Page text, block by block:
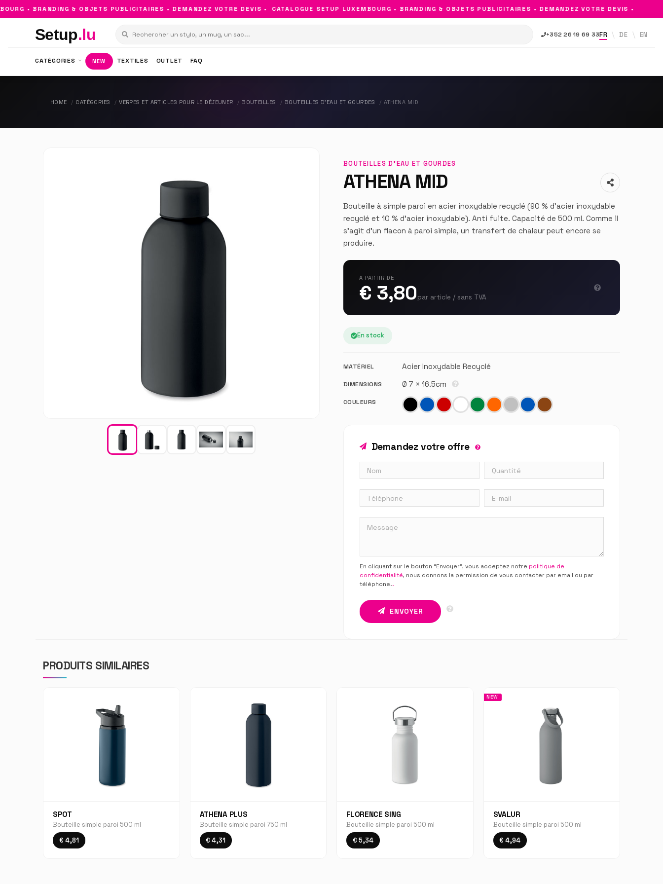
• BRANDING & OBJETS PUBLICITAIRES • DEMANDEZ VOTRE DEVIS • CATALOGUE SETUP LUXEMBOURG • BRANDING & OBJETS PUBLICITAIRES • DEMANDEZ VOTRE DEVIS •
Setup.lu +352 26 19 69 33FR DE EN
CATÉGORIES NEW TEXTILES OUTLET FAQ
HOME CATÉGORIES VERRES ET ARTICLES POUR LE DÉJEUNER BOUTEILLES BOUTEILLES D'EAU ET GOURDES ATHENA MID
BOUTEILLES D'EAU ET GOURDES
ATHENA MID
Bouteille à simple paroi en acier inoxydable recyclé (90 % d'acier inoxydable
recyclé et 10 % d'acier inoxydable). Anti fuite. Capacité de 500 ml. Comme il
s'agit d'un flacon à paroi simple, un transfert de chaleur peut encore se
produire.
À PARTIR DE
€ 3,80par article / sans TVA
En stock
MATÉRIEL Acier Inoxydable Recyclé
DIMENSIONS Ø 7 × 16.5cm
COULEURS
Demandez votre offre
En cliquant sur le bouton “Envoyer”, vous acceptez notre politique de
confidentialité, nous donnons la permission de vous contacter par email ou par
téléphone..
ENVOYER
PRODUITS SIMILAIRES
SPOT
Bouteille simple paroi 500 ml
€ 4,81
ATHENA PLUS
Bouteille simple paroi 750 ml
€ 4,31
FLORENCE SING
Bouteille simple paroi 500 ml
€ 5,34
NEW
SVALUR
Bouteille simple paroi 500 ml
€ 4,94